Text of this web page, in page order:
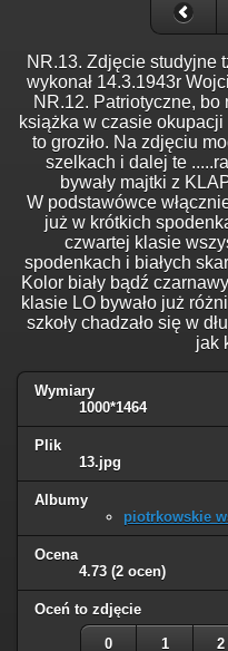
NR.13. Zdjęcie studyjne
wykonał 14.3.1943r
NR.12. Patriotyczne,
książka w czasie
to groziło. Na zdjęciu
szelkach i dalej te
bywały majtki z
W podstawówce
już w krótkich
czwartej klasie
spodenkach i białych
Kolor biały bądź
klasie LO bywało już
szkoły chadzało się w
jak
Wymiary
1000*1464
Plik
13.jpg
Albumy
piotrkowskie
Ocena
4.73 (2 ocen)
Oceń to zdjęcie
0 1 2